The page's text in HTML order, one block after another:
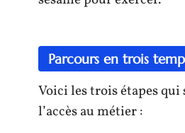
Parcours en trois
Voici les trois étapes
l’accès au métier :